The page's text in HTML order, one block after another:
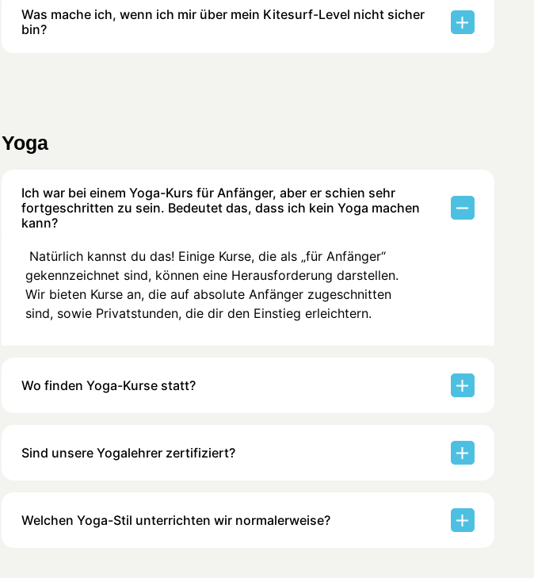
Was mache ich, wenn ich mir über mein Kitesurf-Level nicht sicher
bin?
Yoga
Ich war bei einem Yoga-Kurs für Anfänger, aber er schien sehr
fortgeschritten zu sein. Bedeutet das, dass ich kein Yoga machen
kann?
Natürlich kannst du das! Einige Kurse, die als „für Anfänger“
gekennzeichnet sind, können eine Herausforderung darstellen.
Wir bieten Kurse an, die auf absolute Anfänger zugeschnitten
sind, sowie Privatstunden, die dir den Einstieg erleichtern.
Wo finden Yoga-Kurse statt?
Sind unsere Yogalehrer zertifiziert?
Welchen Yoga-Stil unterrichten wir normalerweise?